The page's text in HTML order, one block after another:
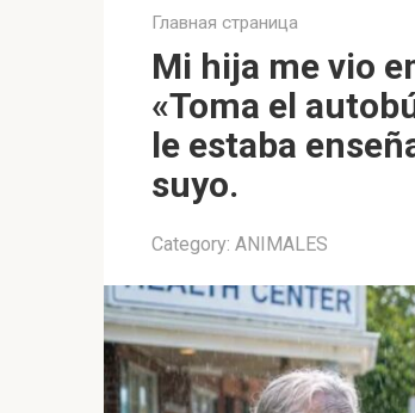
Главная страница
Mi hija me vio
«Toma el
le estaba
suyo.
Category: ANIMALES